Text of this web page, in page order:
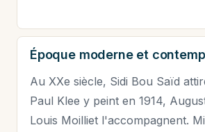
Époque moderne et
Au XXe siècle, Sidi Bou Saïd
Paul Klee y peint en 1914,
Louis Moilliet l'accompagnent.